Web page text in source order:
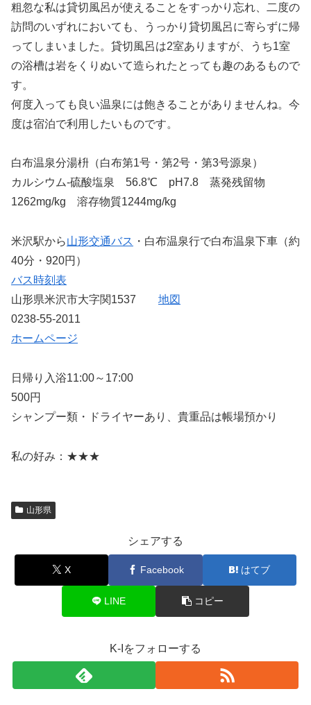
粗忽な私は貸切風呂が使えることをすっかり忘れ、二度の
訪問のいずれにおいても、うっかり貸切風呂に寄らずに帰
ってしまいました。貸切風呂は2室ありますが、うち1室
の浴槽は岩をくりぬいて造られたとっても趣のあるもので
す。
何度入っても良い温泉には飽きることがありませんね。今
度は宿泊で利用したいものです。
白布温泉分湯枡（白布第1号・第2号・第3号源泉）
カルシウム-硫酸塩泉 56.8℃ pH7.8 蒸発残留物
1262mg/kg 溶存物質1244mg/kg
米沢駅から山形交通バス ・白布温泉行で白布温泉下車（約
40分・920円）
バス時刻表
山形県米沢市大字関1537 地図
0238-55-2011
ホームページ
日帰り入浴11:00～17:00
500円
シャンプー類・ドライヤーあり、貴重品は帳場預かり
私の好み：★★★
山形県
シェアする
X Facebook はてブ
LINE コピー
K-Iをフォローする